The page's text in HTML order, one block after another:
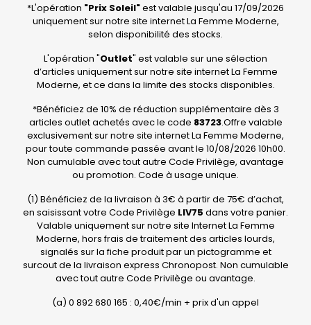
*L'opération "Prix Soleil"est valable jusqu'au 17/09/2026
uniquement sur notre site internet La Femme Moderne,
selon disponibilité des stocks.
L'opération "Outlet" est valable sur une sélection
d’articles uniquement sur notre site internet La Femme
Moderne, et ce dans la limite des stocks disponibles.
*Bénéficiez de 10% de réduction supplémentaire dès 3
articles outlet achetés avec le code 83723.Offre valable
exclusivement sur notre site internet La Femme Moderne,
pour toute commande passée avant le 10/08/2026 10h00.
Non cumulable avec tout autre Code Privilège, avantage
ou promotion. Code à usage unique.
(1) Bénéficiez de la livraison à 3€ à partir de 75€ d’achat,
en saisissant votre Code Privilège LIV75 dans votre panier.
Valable uniquement sur notre site Internet La Femme
Moderne, hors frais de traitement des articles lourds,
signalés sur la fiche produit par un pictogramme et
surcout de la livraison express Chronopost. Non cumulable
avec tout autre Code Privilège ou avantage.
(a) 0 892 680 165 : 0,40€/min + prix d'un appel